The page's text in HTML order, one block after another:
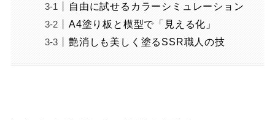
自由に試せるカラーシミュレーション
A4塗り板と模型で「見える化」
艶消しも美しく塗るSSR職人の技